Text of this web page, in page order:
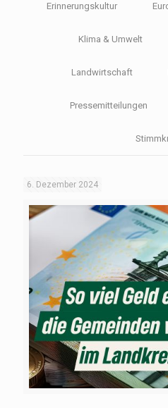
Erinnerungskultur
Klima & Umwelt
Landwirtschaft
Pressemitteilungen
6. Dezember 2024